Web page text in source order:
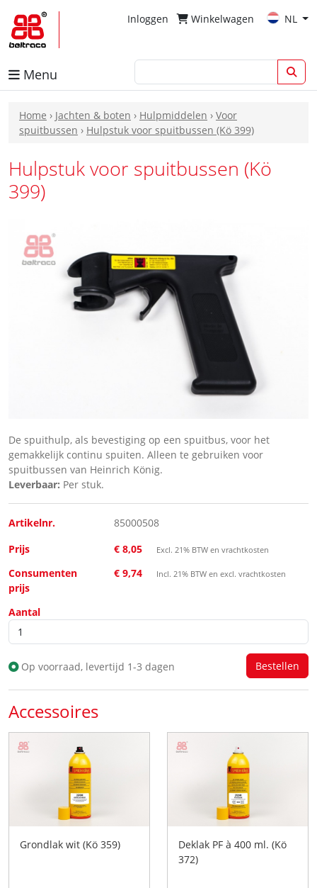
Inloggen Winkelwagen NL
Menu
Home › Jachten & boten › Hulpmiddelen › Voor
spuitbussen › Hulpstuk voor spuitbussen (Kö 399)
Hulpstuk voor spuitbussen (Kö
399)
De spuithulp, als bevestiging op een spuitbus, voor het
gemakkelijk continu spuiten. Alleen te gebruiken voor
spuitbussen van Heinrich König.
Leverbaar: Per stuk.
Artikelnr.
85000508
Prijs
€ 8,05 Excl. 21% BTW en vrachtkosten
Consumenten
prijs
€ 9,74 Incl. 21% BTW en excl. vrachtkosten
Aantal
Op voorraad, levertijd 1-3 dagen
Accessoires
Grondlak wit (Kö 359)
Deklak PF à 400 ml. (Kö
372)